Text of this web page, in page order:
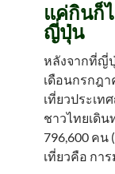
แค่กินก็
ญี่ปุ่น
หลังจากที่ญี่
เดือนกรกฎา
เที่ยวประเท
ชาวไทยเดิ
796,600 คน
เที่ยวคือ กา